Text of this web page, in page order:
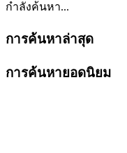
กำลังค้นหา...
การค้นหาล่าสุด
การค้นหายอดนิยม